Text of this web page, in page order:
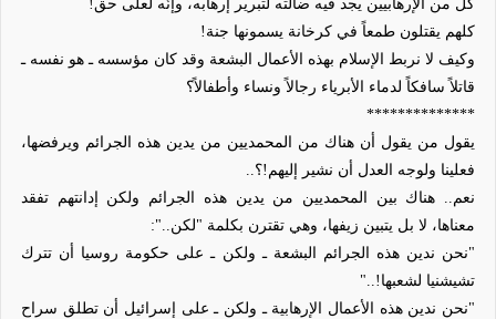
كلٌّ من الإرهابيين يجد فيه ضالّته لتبرير إرهابه، وإنّه لعلى حق!
كلهم يقتلون طمعاً في كرخانة يسمونها جنة!
وكيف لا نربط الإسلام بهذه الأعمال البشعة وقد كان مؤسسه ـ هو نفسه ـ
قاتلاً سافكاً لدماء الأبرياء رجالاً ونساء وأطفالاً؟
**************
يقول من يقول أن هناك من المحمديين من يدين هذه الجرائم ويرفضها،
فعلينا ولوجه العدل أن نشير إليهم!؟..
نعم.. هناك بين المحمديين من يدين هذه الجرائم ولكن إدانتهم تفقد
معناها، لا بل يتبين زيفها، وهي تقترن بكلمة "لكن..":
"نحن ندين هذه الجرائم البشعة ـ ولكن ـ على حكومة روسيا أن تترك
تشيشنيا لشعبها!.."
"نحن ندين هذه الأعمال الإرهابية ـ ولكن ـ على إسرائيل أن تطلق سراح